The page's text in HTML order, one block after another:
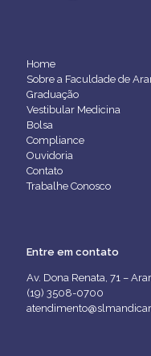
Home
Sobre a Faculdade de
Graduação
Vestibular Medicina
Bolsa
Compliance
Ouvidoria
Contato
Trabalhe Conosco
Entre em contato
Av. Dona Renata, 71 –
(19) 3508-0700